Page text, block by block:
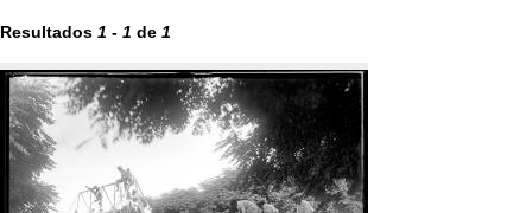
Resultados 1 - 1 de 1